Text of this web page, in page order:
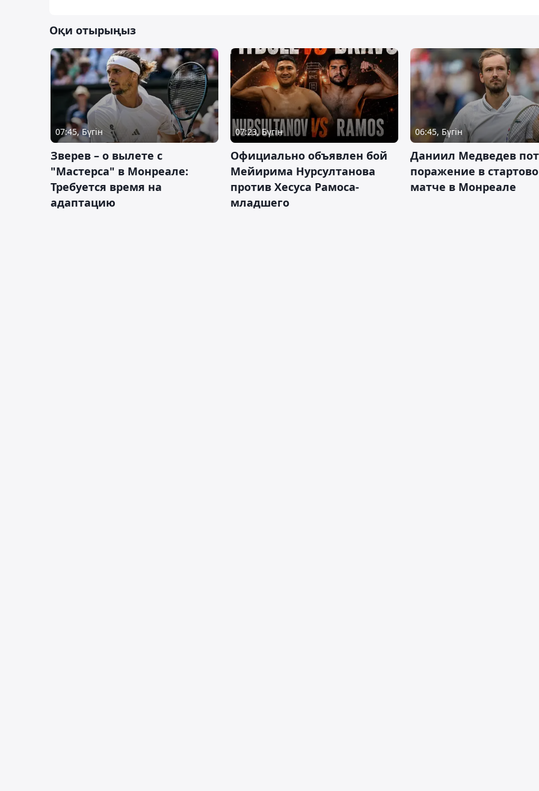
Оқи отырыңыз
07:45, Бүгін
Зверев – о вылете с
"Мастерса" в Монреале:
Требуется время на
адаптацию
07:23, Бүгін
Официально объявлен бой
Мейирима Нурсултанова
против Хесуса Рамоса-
младшего
06:45, Бүгін
Даниил Медведев
поражение в
матче в Монреале